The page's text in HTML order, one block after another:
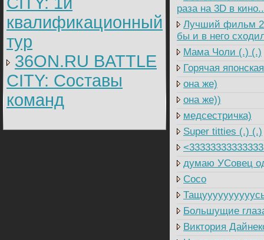
квалификационный
тур
36ON.RU BATTLE
CITY: Составы
команд
раза на 3D в
Лучший фильм
бы и в него
Мама Чоли (.) (.)
Горячая
она же)
она же))
медсестричка)
Super titties (.) (.)
думаю УСовец
Coco
Большущие
Виктория